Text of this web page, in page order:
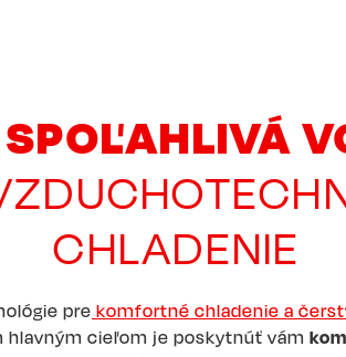
CHLADENIE
pre komfortné chladenie a
hlavným cieľom je poskytnúť vám